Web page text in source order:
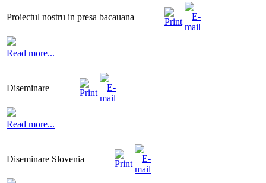
Proiectul nostru in presa bacauana
Read more...
Diseminare
Read more...
Diseminare Slovenia